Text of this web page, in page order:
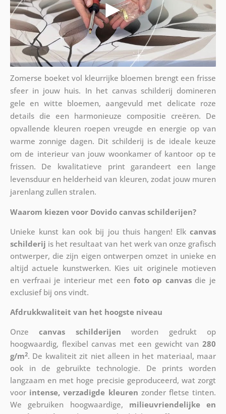
Zomerse boeket vol kleurrijke bloemen brengt een frisse
sfeer in jouw huis. In het canvas schilderij domineren
gele en witte bloemen, aangevuld met delicate roze
details die een harmonieuze compositie creëren. De
opvallende kleuren roepen vreugde en energie op van
warme zonnige dagen. Dit schilderij is de ideale keuze
om de interieur van jouw woonkamer of kantoor op te
frissen. De kwalitatieve print garandeert een lange
levensduur en helderheid van kleuren, zodat jouw muren
jarenlang zullen stralen.
Waarom kiezen voor Dovido canvas schilderijen?
Unieke kunst kan ook bij jou thuis hangen! Elkcanvas
schilderij is het resultaat van het werk van onze grafisch
ontwerper, die zijn eigen ontwerpen omzet in unieke en
altijd actuele kunstwerken. Kies uit originele motieven
en verfraai je interieur met een foto op canvasdie je
exclusief bij ons vindt.
Afdrukkwaliteit van het hoogste niveau
Onzecanvas schilderijen worden gedrukt op
hoogwaardig, flexibel canvas met een gewicht van280
g/m2. De kwaliteit zit niet alleen in het materiaal, maar
ook in de gebruikte technologie. De prints worden
langzaam en met hoge precisie geproduceerd, wat zorgt
voor intense, verzadigde kleuren zonder fletse tinten.
We gebruiken hoogwaardige, milieuvriendelijke en